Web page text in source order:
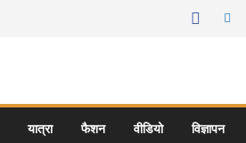
यात्रा फैशन वीडियो विज्ञापन